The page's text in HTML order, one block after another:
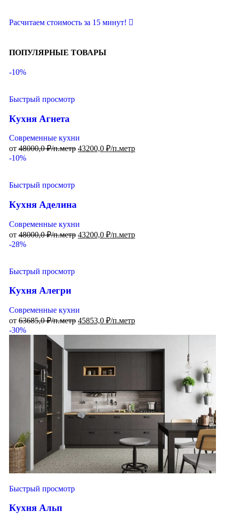
Расчитаем стоимость за 15 минут!
ПОПУЛЯРНЫЕ ТОВАРЫ
-10%
Быстрый просмотр
Кухня Агнета
Современные кухни
от 48000,0₽/п.метр 43200,0 ₽/п.метр
-10%
Быстрый просмотр
Кухня Аделина
Современные кухни
от 48000,0₽/п.метр 43200,0 ₽/п.метр
-28%
Быстрый просмотр
Кухня Алегри
Современные кухни
от 63685,0₽/п.метр 45853,0 ₽/п.метр
-30%
Быстрый просмотр
Кухня Альп